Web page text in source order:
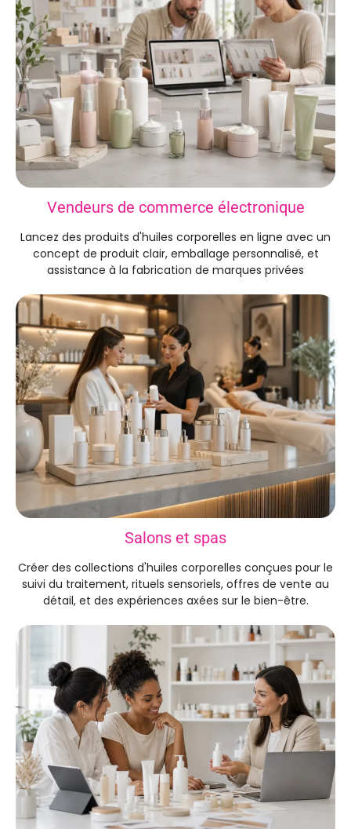
Vendeurs de commerce électronique
Lancez des produits d'huiles corporelles en ligne avec un
concept de produit clair, emballage personnalisé, et
assistance à la fabrication de marques privées
Salons et spas
Créer des collections d'huiles corporelles conçues pour le
suivi du traitement, rituels sensoriels, offres de vente au
détail, et des expériences axées sur le bien-être.